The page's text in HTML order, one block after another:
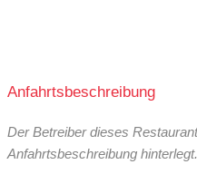
Anfahrtsbeschreibung
Der Betreiber dieses
Anfahrtsbeschreibung hinterlegt.